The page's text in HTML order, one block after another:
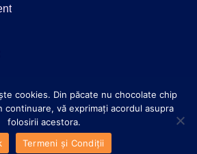
Toate drepturile rezervate.
cookies. Din păcate nu chocolate chip
continuare, vă exprimați acordul asupra
folosirii acestora.
Termeni și Condiții